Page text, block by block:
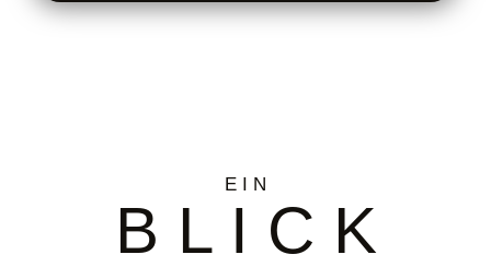
E I N
B L I C K